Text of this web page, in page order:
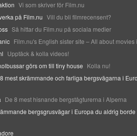
Vi som skriver för Film.nu
på Film.nu Vill du bli filmrecensent?
Så hittar du Film.nu på sociala medier
Film.nu's English sister site – All about movies
Upptäck & kolla videos!
görs om till tiny house Kolla nu!
mest skrämmande och farliga bergsvägarna i
De 8 mest hisnande bergstågturerna i Alperna
bergsgrusvägar i Europa du aldrig borde